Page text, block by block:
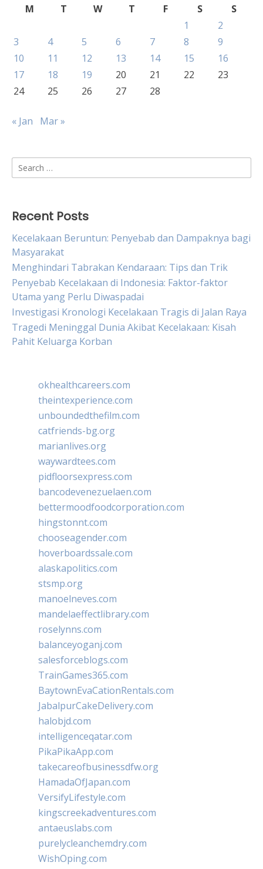
M
T W T F S
S
1
2
3
4 5 6 7 8
9
10
11 12 13 14 15
16
17
18 19 20 21 22
23
24
25 26 27 28
« Jan Mar »
Search
for:
Recent Posts
Kecelakaan Beruntun: Penyebab dan Dampaknya bagi
Masyarakat
Menghindari Tabrakan Kendaraan: Tips dan Trik
Penyebab Kecelakaan di Indonesia: Faktor-faktor
Utama yang Perlu Diwaspadai
Investigasi Kronologi Kecelakaan Tragis di Jalan Raya
Tragedi Meninggal Dunia Akibat Kecelakaan: Kisah
Pahit Keluarga Korban
okhealthcareers.com
theintexperience.com
unboundedthefilm.com
catfriends-bg.org
marianlives.org
waywardtees.com
pidfloorsexpress.com
bancodevenezuelaen.com
bettermoodfoodcorporation.com
hingstonnt.com
chooseagender.com
hoverboardssale.com
alaskapolitics.com
stsmp.org
manoelneves.com
mandelaeffectlibrary.com
roselynns.com
balanceyoganj.com
salesforceblogs.com
TrainGames365.com
BaytownEvaCationRentals.com
JabalpurCakeDelivery.com
halobjd.com
intelligenceqatar.com
PikaPikaApp.com
takecareofbusinessdfw.org
HamadaOfJapan.com
VersifyLifestyle.com
kingscreekadventures.com
antaeuslabs.com
purelycleanchemdry.com
WishOping.com